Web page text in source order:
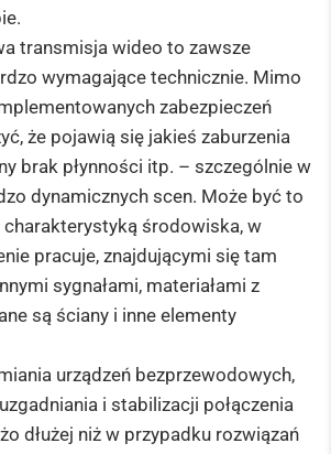
transmisja wideo to zawsze
wymagające technicznie. Mimo
zabezpieczeń
że pojawią się jakieś zaburzenia
brak płynności itp. – szczególnie w
dynamicznych scen. Może być to
środowiska, w
pracuje, znajdującymi się tam
sygnałami, materiałami z
są ściany i inne elementy
urządzeń bezprzewodowych,
i stabilizacji połączenia
dłużej niż w przypadku rozwiązań